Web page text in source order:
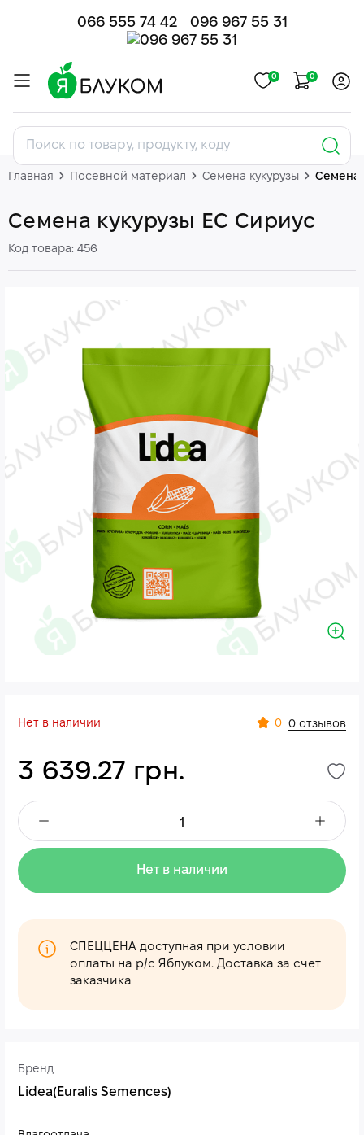
066 555 74 42 096 967 55 31
0 0
Главная Посевной материал Семена кукурузы Семена
Семена кукурузы ЕС Сириус
Код товара: 456
Бренд
Lidea(Euralis Semences)
Нет в наличии 0 0 отзывов
3 639.27 грн.
Нет в наличии
СПЕЦЦЕНА доступная при условии
оплаты на р/с Яблуком. Доставка за счет
заказчика